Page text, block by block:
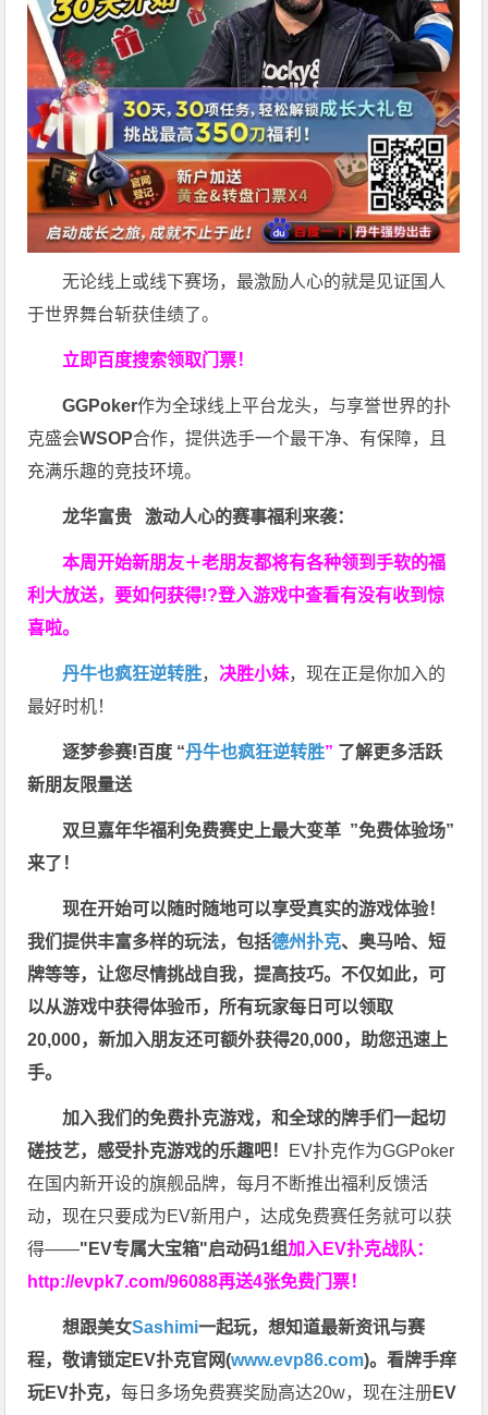
无论线上或线下赛场，最激励人心的就是见证国人
于世界舞台斩获佳绩了。
立即百度搜索领取门票！
GGPoker作为全球线上平台龙头，与享誉世界的扑
克盛会WSOP合作，提供选手一个最干净、有保障，且
充满乐趣的竞技环境。
龙华富贵 激动人心的赛事福利来袭：
本周开始新朋友＋老朋友都将有各种领到手软的福
利大放送，要如何获得!?登入游戏中查看有没有收到惊
喜啦。
丹牛也疯狂逆转胜， 决胜小妹，现在正是你加入的
最好时机！
逐梦参赛!百度 “丹牛也疯狂逆转胜” 了解更多活跃
新朋友限量送
双旦嘉年华福利免费赛史上最大变革 ”免费体验场”
来了！
现在开始可以随时随地可以享受真实的游戏体验！
我们提供丰富多样的玩法，包括德州扑克、奥马哈、短
牌等等，让您尽情挑战自我，提高技巧。不仅如此， 可
以从游戏中获得体验币，所有玩家每日可以领取
20,000，新加入朋友还可额外获得20,000，助您迅速上
手。
加入我们的免费扑克游戏，和全球的牌手们一起切
磋技艺，感受扑克游戏的乐趣吧！ EV扑克作为GGPoker
在国内新开设的旗舰品牌，每月不断推出福利反馈活
动，现在只要成为EV新用户，达成免费赛任务就可以获
得——"EV专属大宝箱"启动码1组加入EV扑克战队：
http://evpk7.com/96088再送4张免费门票！
想跟美女Sashimi一起玩，想知道最新资讯与赛
程，敬请锁定EV扑克官网(www.evp86.com)。看牌手痒
玩EV扑克，每日多场免费赛奖励高达20w，现在注册EV